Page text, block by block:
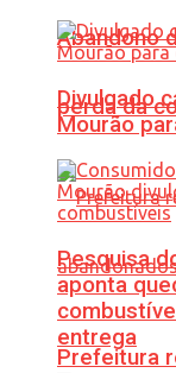
Abandono
perda da
Prefeitura
Divulgado
Mourão
Pesquisa
aponta
entrega